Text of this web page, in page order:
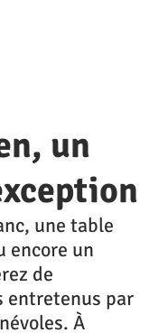
un
une table
encore un
de
entretenus par
À